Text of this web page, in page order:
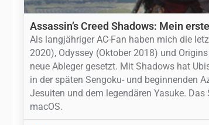
Assassin’s Creed Shadows: Mein
Als langjähriger AC-Fan haben mich die
2020), Odyssey (Oktober 2018) und
neue Ableger gesetzt. Mit Shadows hat
in der späten Sengoku- und beginnenden
Jesuiten und dem legendären Yasuke.
macOS.